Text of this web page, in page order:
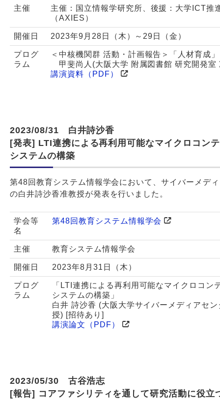
主催
主催：国立情報学研究所、後援：大学ICT推
（AXIES）
開催日 2023年9月28日（木）～29日（金）
プログ
ラム
＜中核機関群 活動・計画報告＞「人材育成」
甲斐尚人(大阪大学 附属図書館 研究開発
講演資料（PDF）
2023/08/31 白井詩沙香
[発表] LTI連携による再利用可能なマイクロコン
システムの構築
第48回教育システム情報学会において、サイバーメデ
の白井詩沙香准教授が発表を行いました。
学会等
名
第48回教育システム情報学会
主催 教育システム情報学会
開催日 2023年8月31日（木）
プログ
ラム
「LTI連携による再利用可能なマイクロコン
システムの構築」
白井 詩沙香 (大阪大学サイバーメディアセ
授) [招待あり]
講演論文（PDF）
2023/05/30 古谷浩志
[報告] コアファシリティを通して研究活動に役立